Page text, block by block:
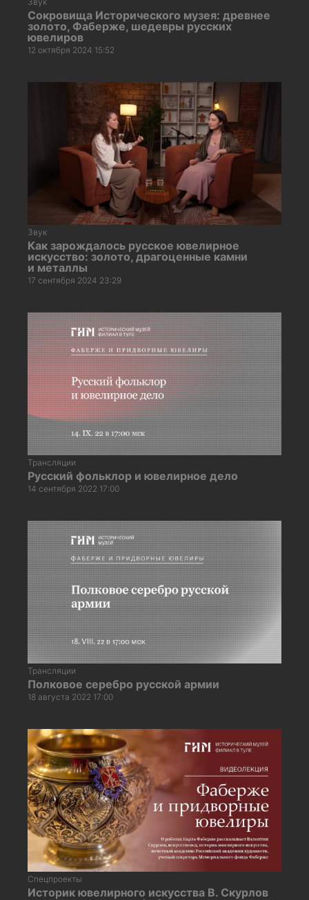
Сокровища Исторического музея: древнее
золото, Фаберже, шедевры русских
ювелиров
12 октября 2024 15:52
Звук
Как зарождалось русское ювелирное
искусство: золото, драгоценные камни
и металлы
17 сентября 2024 23:29
Трансляции
Русский фольклор и ювелирное дело
14 сентября 2022 17:00
Трансляции
Полковое серебро русской армии
18 августа 2022 17:00
Спецпроекты
Историк ювелирного искусства В. Скурлов